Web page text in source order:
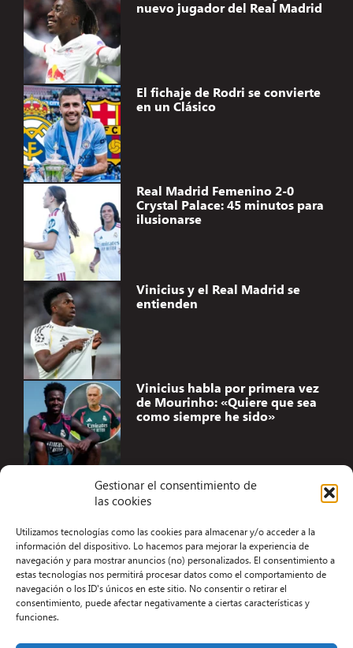
Gestionar el consentimiento de
las cookies
Utilizamos tecnologías como las cookies para almacenar y/o acceder a la
información del dispositivo. Lo hacemos para mejorar la experiencia de
navegación y para mostrar anuncios (no) personalizados. El consentimiento a
estas tecnologías nos permitirá procesar datos como el comportamiento de
navegación o los ID's únicos en este sitio. No consentir o retirar el
consentimiento, puede afectar negativamente a ciertas características y
funciones.
nuevo jugador del Real Madrid
El fichaje de Rodri se convierte
en un Clásico
Real Madrid Femenino 2-0
Crystal Palace: 45 minutos para
ilusionarse
Vinicius y el Real Madrid se
entienden
Vinicius habla por primera vez
de Mourinho: «Quiere que sea
como siempre he sido»
Aviso Legal
Términos y condiciones
Política de privacidad